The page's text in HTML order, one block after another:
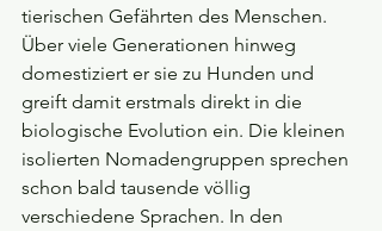
tierischen Gefährten des Menschen.
Über viele Generationen hinweg
domestiziert er sie zu Hunden und
greift damit erstmals direkt in die
biologische Evolution ein. Die kleinen
isolierten Nomadengruppen sprechen
schon bald tausende völlig
verschiedene Sprachen. In den